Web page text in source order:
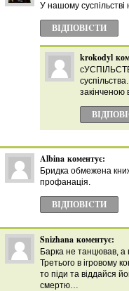
У нашому
ВІДПОВІCТИ
krokodyl
закінченою
Albina коментує:
Бридка обмежена
профанація.
ВІДПОВІCТИ
Snizhana коментує:
Барка не танцював, а
Третього в ігровому
то піди та віддайся
смертю…